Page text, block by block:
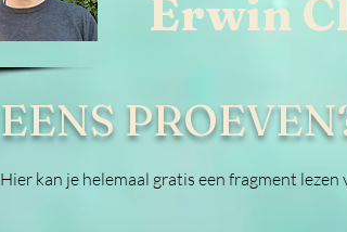
Erwin
EENS
Hier kan je helemaal gratis een fragment